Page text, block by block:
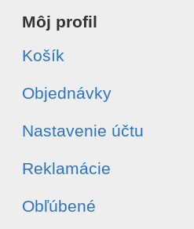
Môj profil
Košík
Objednávky
Nastavenie účtu
Reklamácie
Obľúbené